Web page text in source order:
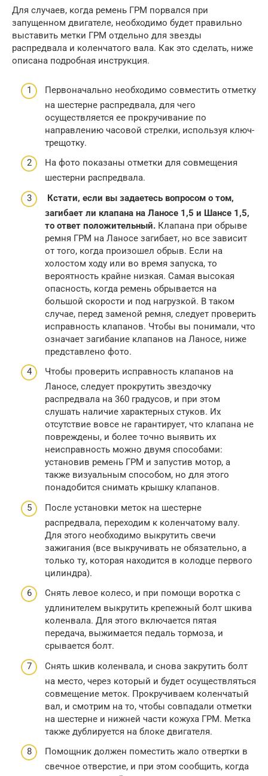
Для случаев, когда ремень ГРМ порвался при
запущенном двигателе, необходимо будет правильно
выставить метки ГРМ отдельно для звезды
распредвала и коленчатого вала. Как это сделать, ниже
описана подробная инструкция.
Первоначально необходимо совместить отметку
на шестерне распредвала, для чего
осуществляется ее прокручивание по
направлению часовой стрелки, используя ключ-
трещотку.
На фото показаны отметки для совмещения
шестерни распредвала.
Кстати, если вы задаетесь вопросом о том,
загибает ли клапана на Ланосе 1,5 и Шансе 1,5,
то ответ положительный. Клапана при обрыве
ремня ГРМ на Ланосе загибает, но все зависит
от того, когда произошел обрыв. Если на
холостом ходу или во время запуска, то
вероятность крайне низкая. Самая высокая
опасность, когда ремень обрывается на
большой скорости и под нагрузкой. В таком
случае, перед заменой ремня, следует проверить
исправность клапанов. Чтобы вы понимали, что
означает загибание клапанов на Ланосе, ниже
представлено фото.
Чтобы проверить исправность клапанов на
Ланосе, следует прокрутить звездочку
распредвала на 360 градусов, и при этом
слушать наличие характерных стуков. Их
отсутствие вовсе не гарантирует, что клапана не
повреждены, и более точно выявить их
неисправность можно двумя способами:
установив ремень ГРМ и запустив мотор, а
также визуальным способом, но для этого
понадобится снимать крышку клапанов.
После установки меток на шестерне
распредвала, переходим к коленчатому валу.
Для этого необходимо выкрутить свечи
зажигания (все выкручивать не обязательно, а
только ту, которая находится в колодце первого
цилиндра).
Снять левое колесо, и при помощи воротка с
удлинителем выкрутить крепежный болт шкива
коленвала. Для этого включается пятая
передача, выжимается педаль тормоза, и
срывается болт.
Снять шкив коленвала, и снова закрутить болт
на место, через который и будет осуществляться
совмещение меток. Прокручиваем коленчатый
вал, и смотрим на то, чтобы совпадали отметки
на шестерне и нижней части кожуха ГРМ. Метка
также дублируется на блоке двигателя.
Помощник должен поместить жало отвертки в
свечное отверстие, и при этом сообщить, когда